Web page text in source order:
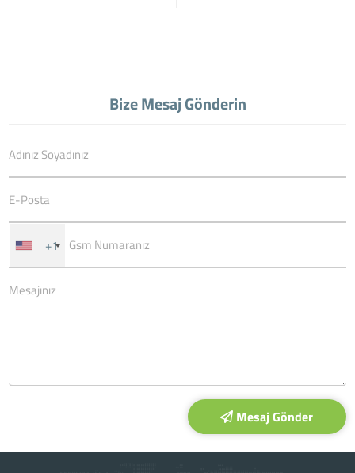
Bize Mesaj Gönderin
+1
Mesaj Gönder